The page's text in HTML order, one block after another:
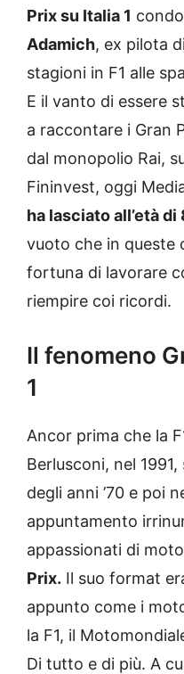
Prix su Italia 1
Adamich, ex pilota
stagioni in F1 alle
E il vanto di essere
a raccontare i Gran
dal monopolio Rai,
Fininvest, oggi
ha lasciato all’età di
vuoto che in queste
fortuna di lavorare
riempire coi ricordi.
Il fenomeno
1
Ancor prima che la
Berlusconi, nel
degli anni ’70 e poi
appuntamento
appassionati di
Prix. Il suo format
appunto come i
la F1, il
Di tutto e di più. A